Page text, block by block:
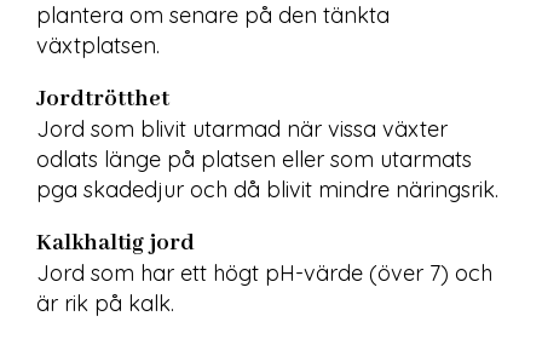
plantera om senare på den tänkta
växtplatsen.
Jordtrötthet
Jord som blivit utarmad när vissa växter
odlats länge på platsen eller som utarmats
pga skadedjur och då blivit mindre näringsrik.
Kalkhaltig jord
Jord som har ett högt pH-värde (över 7) och
är rik på kalk.